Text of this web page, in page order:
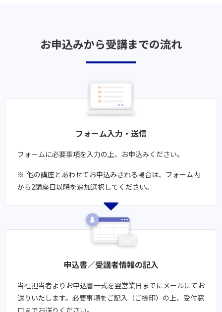
お申込みから受講までの流れ
フォーム入力・送信
フォームに必要事項を入力の上、お申込みください。
他の講座とあわせてお申込みされる場合は、フォーム内
から2講座目以降を追加選択してください。
申込書／受講者情報の記入
当社担当者よりお申込書一式を翌営業日までにメールにてお
送りいたします。​必要事項をご記入（ご捺印）の上、受付窓
口までお送りください。